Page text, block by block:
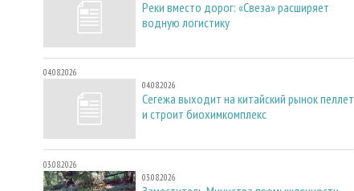
Реки вместо дорог: «Свеза» расширяет
водную логистику
04.08.2026
04.08.2026
Сегежа выходит на китайский рынок пеллет
и строит биохимкомплекс
03.08.2026
03.08.2026